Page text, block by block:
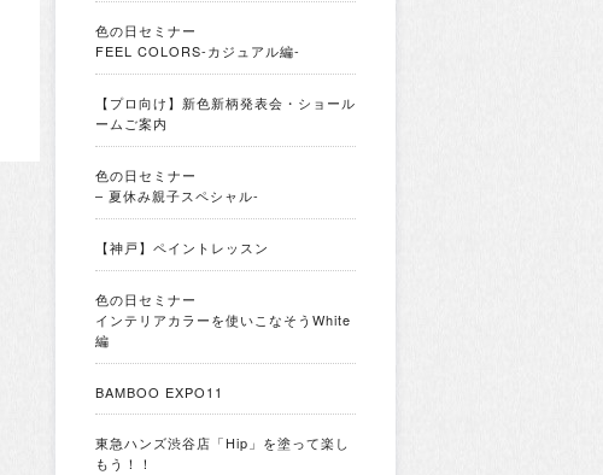
色の日セミナー
FEEL COLORS-カジュアル編-
【プロ向け】新色新柄発表会・ショール
ームご案内
色の日セミナー
– 夏休み親子スペシャル-
【神戸】ペイントレッスン
色の日セミナー
インテリアカラーを使いこなそうWhite
編
BAMBOO EXPO11
東急ハンズ渋谷店「Hip」を塗って楽し
もう！！